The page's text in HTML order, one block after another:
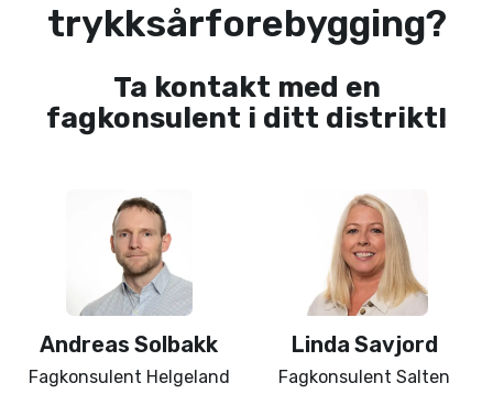
trykksårforebygging?
Ta kontakt med en
fagkonsulent i ditt distrikt!
Andreas Solbakk
Fagkonsulent Helgeland
Linda Savjord
Fagkonsulent Salten